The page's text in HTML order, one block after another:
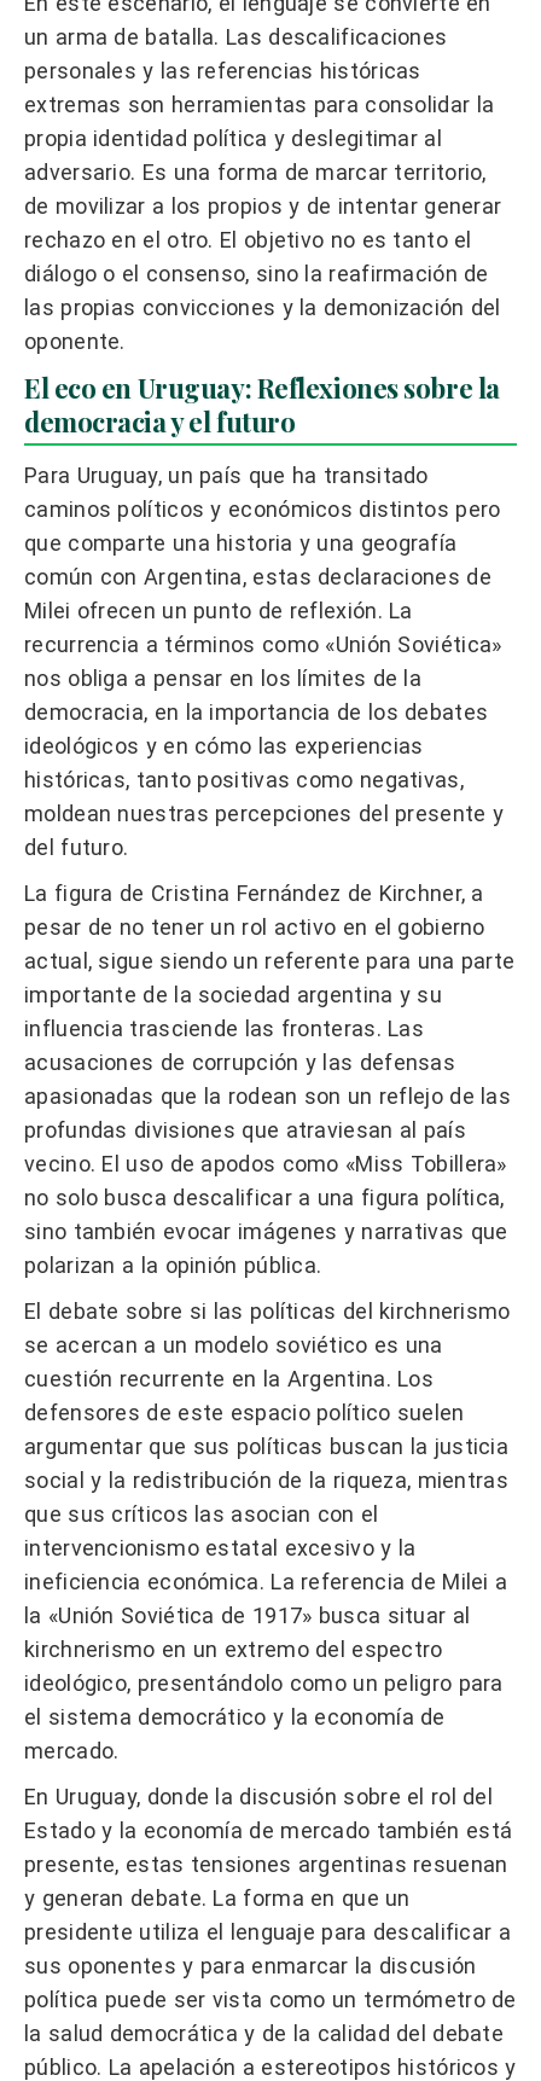
un arma de batalla. Las descalificaciones
personales y las referencias históricas
extremas son herramientas para consolidar la
propia identidad política y deslegitimar al
adversario. Es una forma de marcar territorio,
de movilizar a los propios y de intentar generar
rechazo en el otro. El objetivo no es tanto el
diálogo o el consenso, sino la reafirmación de
las propias convicciones y la demonización del
oponente.
El eco en Uruguay: Reflexiones sobre la
democracia y el futuro
Para Uruguay, un país que ha transitado
caminos políticos y económicos distintos pero
que comparte una historia y una geografía
común con Argentina, estas declaraciones de
Milei ofrecen un punto de reflexión. La
recurrencia a términos como «Unión Soviética»
nos obliga a pensar en los límites de la
democracia, en la importancia de los debates
ideológicos y en cómo las experiencias
históricas, tanto positivas como negativas,
moldean nuestras percepciones del presente y
del futuro.
La figura de Cristina Fernández de Kirchner, a
pesar de no tener un rol activo en el gobierno
actual, sigue siendo un referente para una parte
importante de la sociedad argentina y su
influencia trasciende las fronteras. Las
acusaciones de corrupción y las defensas
apasionadas que la rodean son un reflejo de las
profundas divisiones que atraviesan al país
vecino. El uso de apodos como «Miss Tobillera»
no solo busca descalificar a una figura política,
sino también evocar imágenes y narrativas que
polarizan a la opinión pública.
El debate sobre si las políticas del kirchnerismo
se acercan a un modelo soviético es una
cuestión recurrente en la Argentina. Los
defensores de este espacio político suelen
argumentar que sus políticas buscan la justicia
social y la redistribución de la riqueza, mientras
que sus críticos las asocian con el
intervencionismo estatal excesivo y la
ineficiencia económica. La referencia de Milei a
la «Unión Soviética de 1917» busca situar al
kirchnerismo en un extremo del espectro
ideológico, presentándolo como un peligro para
el sistema democrático y la economía de
mercado.
En Uruguay, donde la discusión sobre el rol del
Estado y la economía de mercado también está
presente, estas tensiones argentinas resuenan
y generan debate. La forma en que un
presidente utiliza el lenguaje para descalificar a
sus oponentes y para enmarcar la discusión
política puede ser vista como un termómetro de
la salud democrática y de la calidad del debate
público. La apelación a estereotipos históricos y